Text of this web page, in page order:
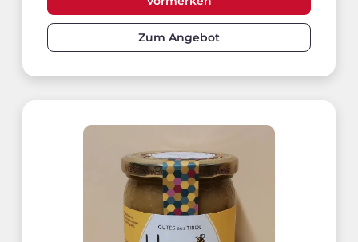
Zum Angebot